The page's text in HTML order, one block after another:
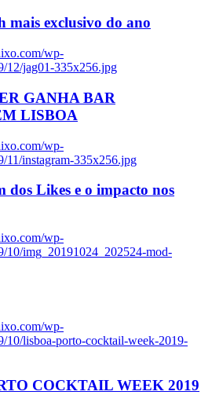
mais exclusivo do ano
wp-
12/jag01-335x256.jpg
GANHA BAR
LISBOA
wp-
11/instagram-335x256.jpg
dos Likes e o impacto nos
wp-
10/img_20191024_202524-mod-
wp-
10/lisboa-porto-cocktail-week-2019-
COCKTAIL WEEK 2019